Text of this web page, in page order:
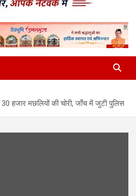
हजार मछलियों की चोरी, जाँच में जुटी पुलिस